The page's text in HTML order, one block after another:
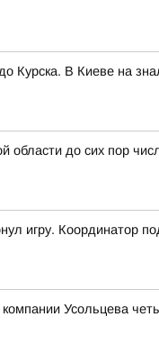
Курска. В Киеве на
области до сих пор
игру. Координатор
Усольцева